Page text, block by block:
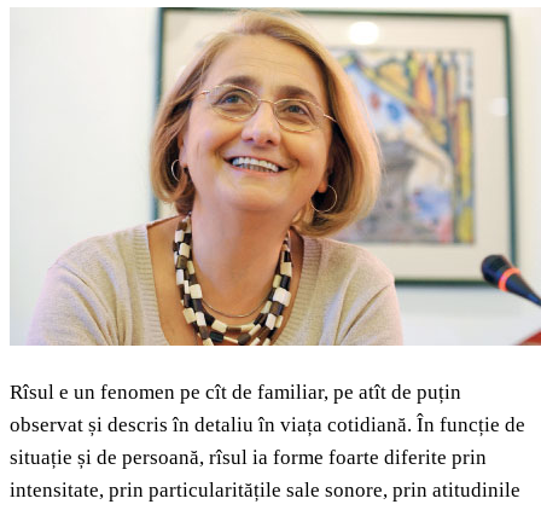
Rîsul e un fenomen pe cît de familiar, pe atît de puțin
observat și descris în detaliu în viața cotidiană. În funcție de
situație și de persoană, rîsul ia forme foarte diferite prin
intensitate, prin particularitățile sale sonore, prin atitudinile